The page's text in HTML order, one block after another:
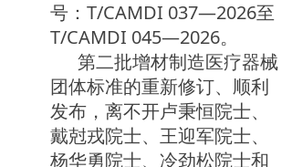
号：T/CAMDI 037—2026至
T/CAMDI 045—2026。
第二批增材制造医疗器械
团体标准的重新修订、顺利
发布，离不开卢秉恒院士、
戴尅戎院士、王迎军院士、
杨华勇院士、冷劲松院士和